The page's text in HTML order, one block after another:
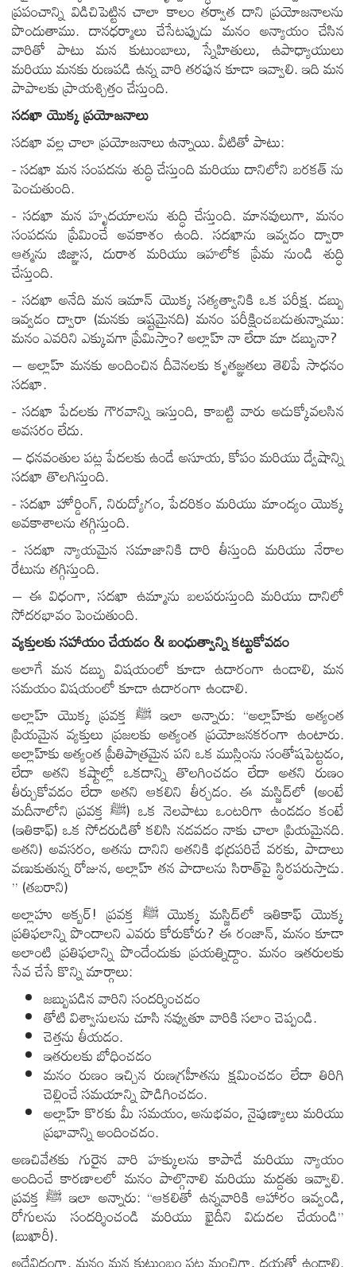
ప్రపంచాన్ని విడిచిపెట్టిన చాలా కాలం తర్వాత దాని ప్రయోజనాలను
పొందుతాము. దానధర్మాలు చేసేటప్పుడు మనం అన్యాయం చేసిన
వారితో పాటు మన కుటుంబాలు, స్నేహితులు, ఉపాధ్యాయులు
మరియు మనకు రుణపడి ఉన్న వారి తరపున కూడా ఇవ్వాలి. ఇది మన
పాపాలకు ప్రాయశ్చిత్తం చేస్తుంది.
సదఖా యొక్క ప్రయోజనాలు
సదఖా వల్ల చాలా ప్రయోజనాలు ఉన్నాయి. వీటితో పాటు:
- సదఖా మన సంపదను శుద్ధి చేస్తుంది మరియు దానిలోని బరకత్ ను
పెంచుతుంది.
- సదఖా మన హృదయాలను శుద్ధి చేస్తుంది. మానవులుగా, మనం
సంపదను ప్రేమించే అవకాశం ఉంది. సదఖాను ఇవ్వడం ద్వారా
ఆత్మను జిజ్ఞాస, దురాశ మరియు ఇహలోక ప్రేమ నుండి శుద్ధి
చేస్తుంది.
- సదఖా అనేది మన ఇమాన్ యొక్క సత్యత్వానికి ఒక పరీక్ష. డబ్బు
ఇవ్వడం ద్వారా (మనకు ఇష్టమైనది) మనం పరీక్షించబడుతున్నాము:
మనం ఎవరిని ఎక్కువగా ప్రేమిస్తాం? అల్లాహ్ నా లేదా మా డబ్బునా?
– అల్లాహ్ మనకు అందించిన దీవెనలకు కృతజ్ఞతలు తెలిపే సాధనం
సదఖా.
- సదఖా పేదలకు గౌరవాన్ని ఇస్తుంది, కాబట్టి వారు అడుక్కోవలసిన
అవసరం లేదు.
– ధనవంతుల పట్ల పేదలకు ఉండే అసూయ, కోపం మరియు ద్వేషాన్ని
సదఖా తొలగిస్తుంది.
- సదఖా హోర్డింగ్, నిరుద్యోగం, పేదరికం మరియు మాంద్యం యొక్క
అవకాశాలను తగ్గిస్తుంది.
- సదఖా న్యాయమైన సమాజానికి దారి తీస్తుంది మరియు నేరాల
రేటును తగ్గిస్తుంది.
– ఈ విధంగా, సదఖా ఉమ్మాను బలపరుస్తుంది మరియు దానిలో
సోదరభావం పెంచుతుంది.
వ్యక్తులకు సహాయం చేయడం&బంధుత్వాన్ని కట్టుకోవడం
అలాగే మన డబ్బు విషయంలో కూడా ఉదారంగా ఉండాలి, మన
సమయం విషయంలో కూడా ఉదారంగా ఉండాలి.
అల్లాహ్ యొక్క ప్రవక్త ﷺ ఇలా అన్నారు: “అల్లాహ్‌కు అత్యంత
ప్రియమైన వ్యక్తులు ప్రజలకు అత్యంత ప్రయోజనకరంగా ఉంటారు.
అల్లాహ్‌కు అత్యంత ప్రీతిపాత్రమైన పని ఒక ముస్లింను సంతోషపెట్టడం,
లేదా అతని కష్టాల్లో ఒకదాన్ని తొలగించడం లేదా అతని రుణం
తీర్చుకోవడం లేదా అతని ఆకలిని తీర్చడం. ఈ మస్జిద్‌లో (అంటే
మదీనాలోని ప్రవక్త ﷺ) ఒక నెలపాటు ఒంటరిగా ఉండడం కంటే
(ఇతికాఫ్) ఒక సోదరుడితో కలిసి నడవడం నాకు చాలా ప్రియమైనది.
అతని) అవసరం, అతను దానిని అతనికి భద్రపరిచే వరకు, పాదాలు
వణుకుతున్న రోజున, అల్లాహ్ తన పాదాలను సిరాత్‌పై స్థిరపరుస్తాడు.
” (తబరాని)
అల్లాహు అక్బర్! ప్రవక్త ﷺ యొక్క మస్జిద్‌లో ఇతికాఫ్ యొక్క
ప్రతిఫలాన్ని పొందాలని ఎవరు కోరుకోరు? ఈ రంజాన్, మనం కూడా
అలాంటి ప్రతిఫలాన్ని పొందేందుకు ప్రయత్నిద్దాం. మనం ఇతరులకు
సేవ చేసే కొన్ని మార్గాలు:
జబ్బుపడిన వారిని సందర్శించడం
తోటి విశ్వాసులను చూసి నవ్వుతూ వారికి సలాం చెప్పండి.
చెత్తను తీయడం.
ఇతరులకు బోధించడం
మనం రుణం ఇచ్చిన రుణగ్రహీతను క్షమించడం లేదా తిరిగి
చెల్లించే సమయాన్ని పొడిగించడం.
అల్లాహ్ కొరకు మీ సమయం, అనుభవం, నైపుణ్యాలు మరియు
ప్రభావాన్ని అందించడం.
అణచివేతకు గురైన వారి హక్కులను కాపాడే మరియు న్యాయం
అందించే కారణాలలో మనం పాల్గొనాలి మరియు మద్దతు ఇవ్వాలి.
ప్రవక్త ﷺ ఇలా అన్నారు: “ఆకలితో ఉన్నవారికి ఆహారం ఇవ్వండి,
రోగులను సందర్శించండి మరియు ఖైదీని విడుదల చేయండి”
(బుఖారీ).